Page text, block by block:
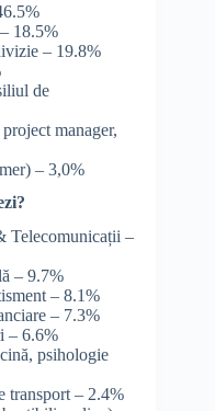
18.5%
– 19.8%
de
manager,
– 3,0%
Telecomunicații –
– 9.7%
– 8.1%
– 7.3%
– 6.6%
psihologie
transport – 2.4%